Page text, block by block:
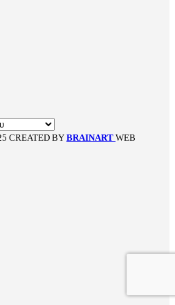
CREATED BY BRAINART WEB